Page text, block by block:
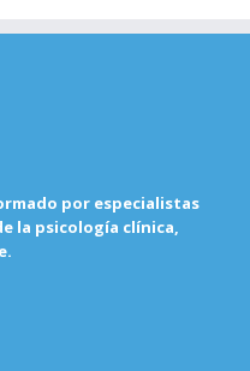
por especialistas
la psicología clínica,